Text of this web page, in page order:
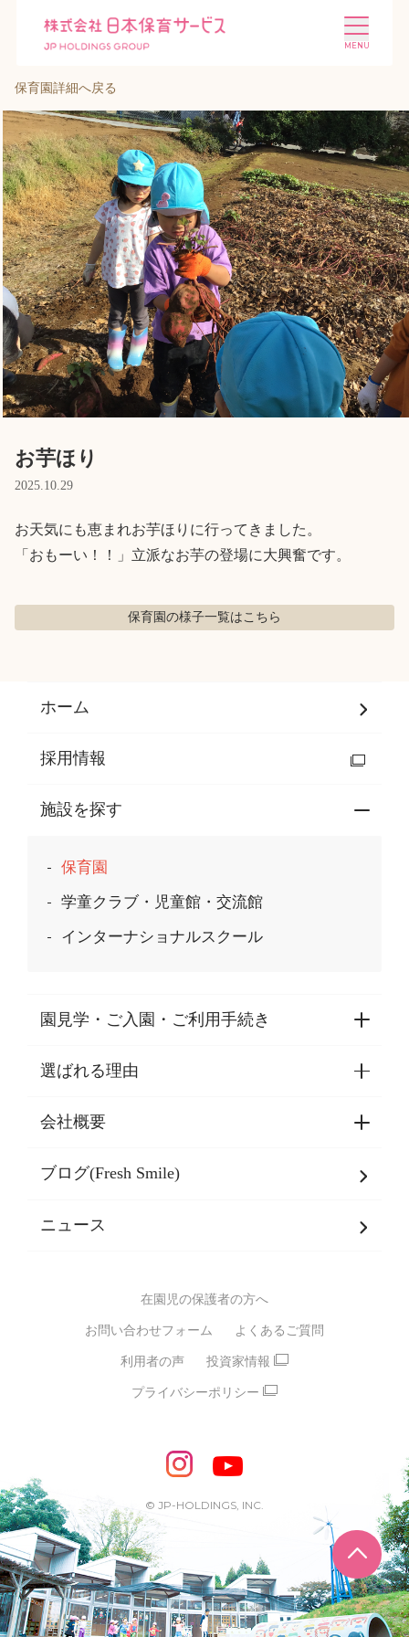
施設を探す 選ばれる理由
会社概要 ニュース
投資家情報 採用情報
Language
プライバシーポリシー
保育園詳細へ戻る
お芋ほり
2025.10.29
お天気にも恵まれお芋ほりに行ってきました。
「おもーい！！」立派なお芋の登場に大興奮です。
保育園の様子一覧はこちら
ページ
ホーム
採用情報
施設を探す
保育園
学童クラブ・児童館・交流館
インターナショナルスクール
園見学・ご入園・ご利用手続き
園見学・ご入園・ご利用手続き
東京都認証保育所空き状況
選ばれる理由
選ばれる理由一覧
乳児期・幼児期・
バイリンガル保育園
スポーツ保育園
モンテッソーリ式保育園
STEAMS保育・学童
えいご
めざせ！バイリンガル！
めざせ！アスリート教室
ピアノ教室♪ ドレミっこ
めざせ!HIPHOPダンサー!
輝け！チアリーダー
学童期向けプログラム
会社概要
会社概要
SDGsについて
ブログ(Fresh Smile)
ニュース
在園児の保護者の方へ
お問い合わせフォーム よくあるご質問
利用者の声 投資家情報
プライバシーポリシー
© JP-HOLDINGS, INC.